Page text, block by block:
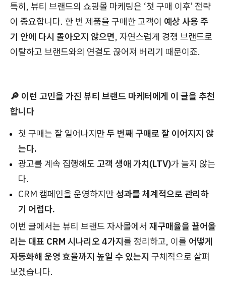
특히, 뷰티 브랜드의 쇼핑몰 마케팅은 ‘첫 구매 이후’ 전략
이 중요합니다. 한 번 제품을 구매한 고객이 예상 사용 주
기 안에 다시 돌아오지 않으면, 자연스럽게 경쟁 브랜드로
이탈하고 브랜드와의 연결도 끊어져 버리기 때문이죠.
🔎 이런 고민을 가진 뷰티 브랜드 마케터에게 이 글을 추천
합니다
첫 구매는 잘 일어나지만두 번째 구매로 잘 이어지지 않
는다.
광고를 계속 집행해도 고객 생애 가치(LTV)가 늘지 않는
다.
CRM 캠페인을 운영하지만 성과를 체계적으로 관리하
기 어렵다.
이번 글에서는 뷰티 브랜드 자사몰에서 재구매율을 끌어올
리는 대표 CRM 시나리오 4가지를 정리하고, 이를 어떻게
자동화해 운영 효율까지 높일 수 있는지 구체적으로 살펴
보겠습니다.